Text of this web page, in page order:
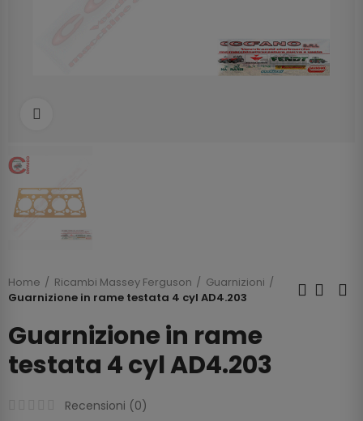
Home Ricambi Massey Ferguson
Guarnizioni
Guarnizione in rame testata 4 cyl AD4.203
Guarnizione in rame
testata 4 cyl AD4.203
Recensioni (0)